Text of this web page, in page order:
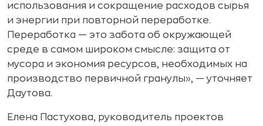
использования и сокращение расходов сырья
и энергии при повторной переработке.
Переработка — это забота об окружающей
среде в самом широком смысле: защита от
мусора и экономия ресурсов, необходимых на
производство первичной гранулы», — уточняет
Даутова.
Елена Пастухова, руководитель проектов